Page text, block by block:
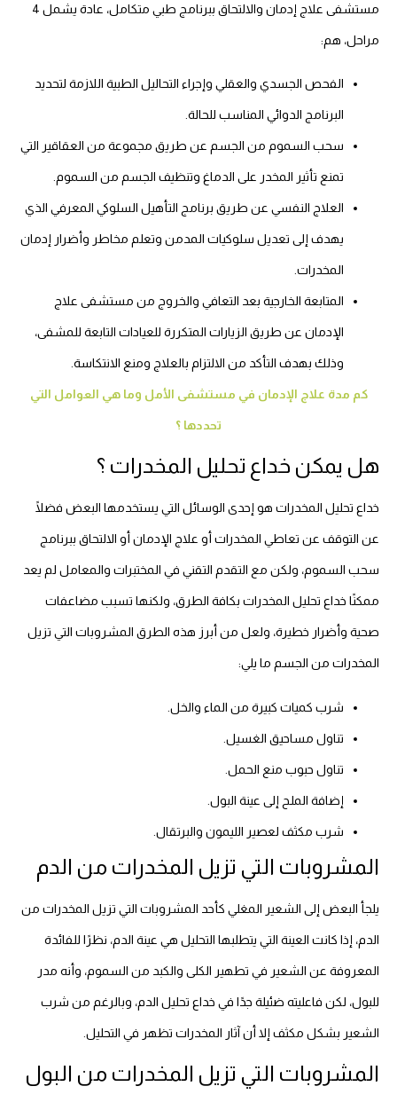
مستشفى علاج إدمان والالتحاق ببرنامج طبي متكامل، عادة يشمل 4
مراحل، هم:
الفحص الجسدي والعقلي وإجراء التحاليل الطبية اللازمة لتحديد
البرنامج الدوائي المناسب للحالة.
سحب السموم من الجسم عن طريق مجموعة من العقاقير التي
تمنع تأثير المخدر على الدماغ وتنظيف الجسم من السموم.
العلاج النفسي عن طريق برنامج التأهيل السلوكي المعرفي الذي
يهدف إلى تعديل سلوكيات المدمن وتعلم مخاطر وأضرار إدمان
المخدرات.
المتابعة الخارجية بعد التعافي والخروج من مستشفى علاج
الإدمان عن طريق الزيارات المتكررة للعيادات التابعة للمشفى،
وذلك بهدف التأكد من الالتزام بالعلاج ومنع الانتكاسة.
كم مدة علاج الإدمان في مستشفى الأمل وما هي العوامل التي
تحددها ؟
هل يمكن خداع تحليل المخدرات ؟
خداع تحليل المخدرات هو إحدى الوسائل التي يستخدمها البعض فضلًا
عن التوقف عن تعاطي المخدرات أو علاج الإدمان أو الالتحاق ببرنامج
سحب السموم، ولكن مع التقدم التقني في المختبرات والمعامل لم يعد
ممكنًا خداع تحليل المخدرات بكافة الطرق، ولكنها تسبب مضاعفات
صحية وأضرار خطيرة، ولعل من أبرز هذه الطرق المشروبات التي تزيل
المخدرات من الجسم ما يلي:
شرب كميات كبيرة من الماء والخل.
تناول مساحيق الغسيل.
تناول حبوب منع الحمل.
إضافة الملح إلى عينة البول.
شرب مكثف لعصير الليمون والبرتقال.
المشروبات التي تزيل المخدرات من الدم
يلجأ البعض إلى الشعير المغلي كأحد المشروبات التي تزيل المخدرات من
الدم، إذا كانت العينة التي يتطلبها التحليل هي عينة الدم، نظرًا للفائدة
المعروفة عن الشعير في تطهير الكلى والكبد من السموم، وأنه مدر
للبول، لكن فاعليته ضئيلة جدًا في خداع تحليل الدم، وبالرغم من شرب
الشعير بشكل مكثف إلا أن آثار المخدرات تظهر في التحليل.
المشروبات التي تزيل المخدرات من البول